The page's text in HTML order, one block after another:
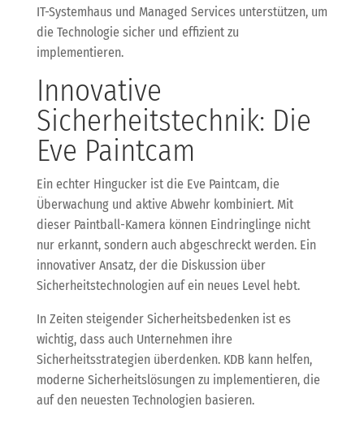
IT-Systemhaus und Managed Services unterstützen, um
die Technologie sicher und effizient zu
implementieren.
Innovative
Sicherheitstechnik: Die
Eve Paintcam
Ein echter Hingucker ist die Eve Paintcam, die
Überwachung und aktive Abwehr kombiniert. Mit
dieser Paintball-Kamera können Eindringlinge nicht
nur erkannt, sondern auch abgeschreckt werden. Ein
innovativer Ansatz, der die Diskussion über
Sicherheitstechnologien auf ein neues Level hebt.
In Zeiten steigender Sicherheitsbedenken ist es
wichtig, dass auch Unternehmen ihre
Sicherheitsstrategien überdenken. KDB kann helfen,
moderne Sicherheitslösungen zu implementieren, die
auf den neuesten Technologien basieren.